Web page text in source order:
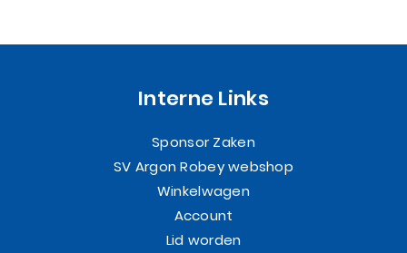
Interne Links
Sponsor Zaken
SV Argon Robey webshop
Winkelwagen
Account
Lid worden